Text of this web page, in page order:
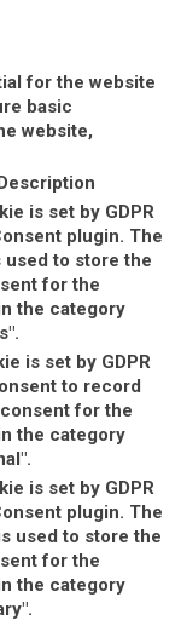
for the website
basic
website,
is set by GDPR
plugin. The
used to store the
for the
the category
is set by GDPR
to record
for the
the category
is set by GDPR
plugin. The
used to store the
for the
the category